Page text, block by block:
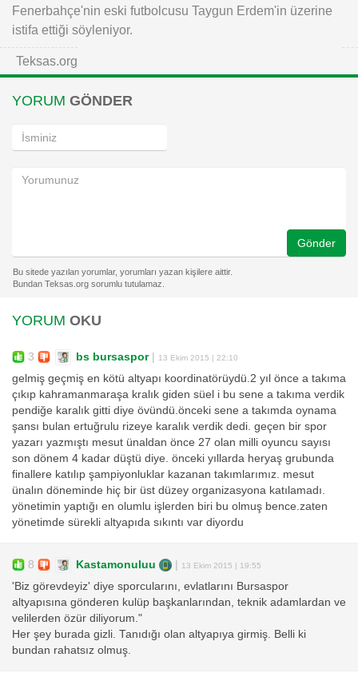
Fenerbahçe'nin eski futbolcusu Taygun Erdem'in üzerine
istifa ettiği söyleniyor.
Teksas.org
YORUM GÖNDER
Gönder
YORUM OKU
3 bs bursaspor| 13 Ekim 2015 | 22:10
gelmiş geçmiş en kötü altyapı koordinatörüydü.2 yıl önce a takıma
çıkıp kahramanmaraşa kralık giden süel i bu sene a takıma verdik
pendiğe karalık gitti diye övündü.önceki sene a takımda oynama
şansı bulan ertuğrulu rizeye karalık verdik dedi. geçen bir spor
yazarı yazmıştı mesut ünaldan önce 27 olan milli oyuncu sayısı
son dönem 4 kadar düştü diye. önceki yıllarda heryaş grubunda
finallere katılıp şampiyonluklar kazanan takımlarımız. mesut
ünalın döneminde hiç bir üst düzey organizasyona katılamadı.
yönetimin yaptığı en olumlu işlerden biri bu olmuş bence.zaten
yönetimde sürekli altyapıda sıkıntı var diyordu
8 Kastamonuluu 13 Ekim 2015 | 19:55
'Biz görevdeyiz' diye sporcularını, evlatlarını Bursaspor
altyapısına gönderen kulüp başkanlarından, teknik adamlardan ve
velilerden özür diliyorum."
Her şey burada gizli. Tanıdığı olan altyapıya girmiş. Belli ki
bundan rahatsız olmuş.